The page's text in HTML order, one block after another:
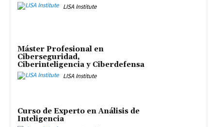
LISA Institute
Máster Profesional en
Ciberseguridad,
Ciberinteligencia y Ciberdefensa
LISA Institute
Curso de Experto en Análisis de
Inteligencia